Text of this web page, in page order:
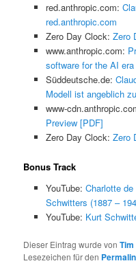
red.anthropic.com:
red.anthropic.com
Zero Day Clock: Zero
www.anthropic.com:
software for the AI era
Süddeutsche.de:
Modell ist angeblich
www-
Preview [PDF]
Zero Day Clock: Zero
Bonus Track
YouTube: Charlotte
Schwitters (1887 –
YouTube: Kurt
Dieser Eintrag wurde von
Lesezeichen für den